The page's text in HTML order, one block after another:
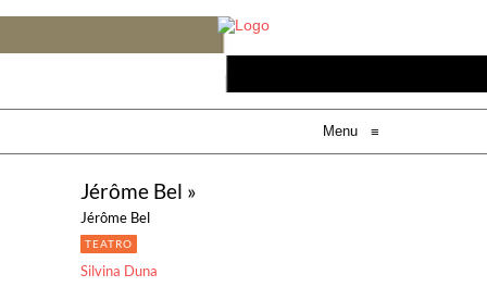
Menu ≡
Jérôme Bel »
Jérôme Bel
TEATRO
Silvina Duna